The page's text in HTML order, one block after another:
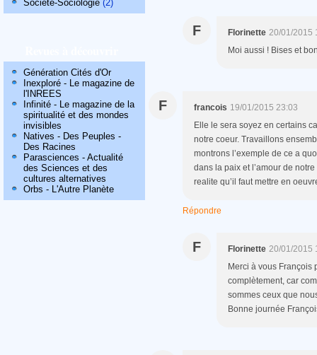
Société-Sociologie (2)
Génération Cités d'Or
Inexploré - Le magazine de
l'INREES
Infinité - Le magazine de la
spiritualité et des mondes
invisibles
Natives - Des Peuples -
Des Racines
Parasciences - Actualité
des Sciences et des
cultures alternatives
Orbs - L'Autre Planète
F Florinette 20/01/2015
Moi aussi ! Bises et
F francois 19/01/2015 23:03
Elle le sera soyez en certains
notre coeur. Travaillons
montrons l’exemple de ce a
dans la paix et l’amour de
realite qu’il faut mettre en
Répondre
F Florinette 20/01/2015
Merci à vous François
complètement, car
sommes ceux que
Bonne journée